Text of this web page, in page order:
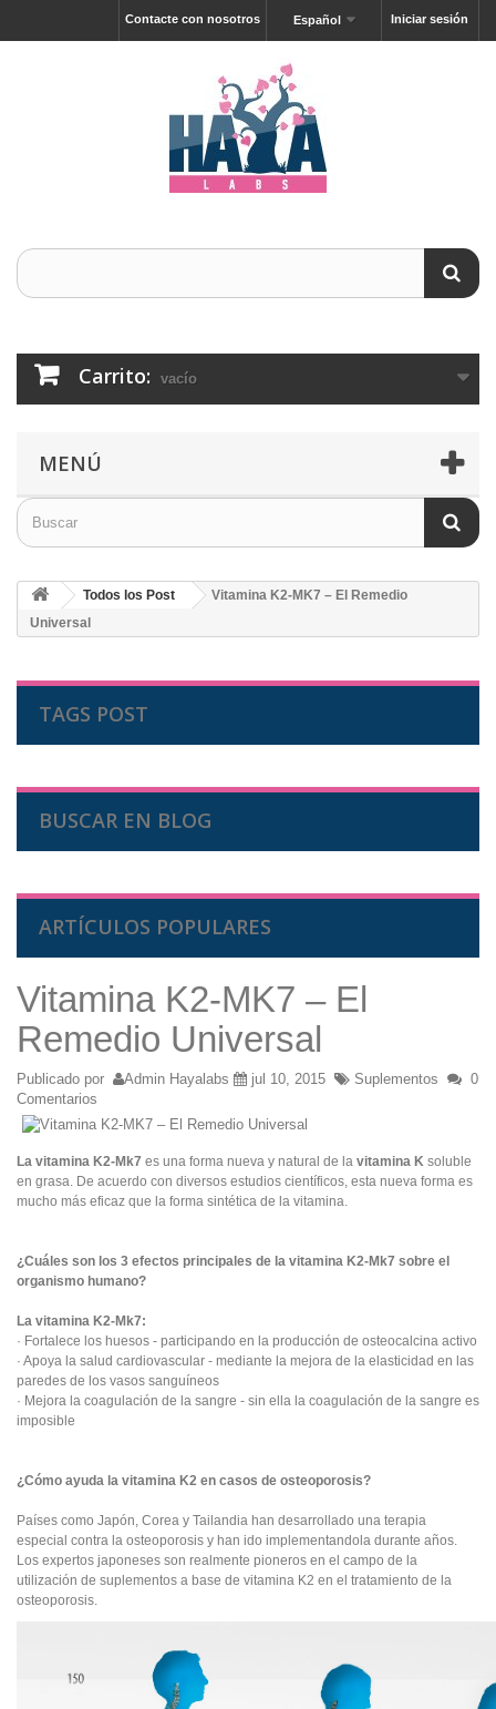
Iniciar sesión
Español
Contacte con nosotros
Carrito: vacío
MENÚ
Todos los Post
Vitamina K2-MK7 – El Remedio
Universal
TAGS POST
BUSCAR EN BLOG
ARTÍCULOS POPULARES
Vitamina K2-MK7 – El
Remedio Universal
Publicado por Admin Hayalabs jul 10, 2015 Suplementos
0
Comentarios
La vitamina K2-Mk7 es una forma nueva y natural de la vitamina K soluble
en grasa. De acuerdo con diversos estudios científicos, esta nueva forma es
mucho más eficaz que la forma sintética de la vitamina.
¿Cuáles son los 3 efectos principales de la vitamina K2-Mk7 sobre el
organismo humano?
La vitamina K2-Mk7:
· Fortalece los huesos - participando en la producción de osteocalcina activo
· Apoya la salud cardiovascular - mediante la mejora de la elasticidad en las
paredes de los vasos sanguíneos
· Mejora la coagulación de la sangre - sin ella la coagulación de la sangre es
imposible
¿Cómo ayuda la vitamina K2 en casos de osteoporosis?
Países como Japón, Corea y Tailandia han desarrollado una terapia
especial contra la osteoporosis y han ido implementandola durante años.
Los expertos japoneses son realmente pioneros en el campo de la
utilización de suplementos a base de vitamina K2 en el tratamiento de la
osteoporosis.